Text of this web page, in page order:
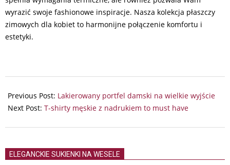
wyrazić swoje fashionowe inspiracje. Nasza kolekcja płaszczy
zimowych dla kobiet to harmonijne połączenie komfortu i
estetyki.
06-
05
Previous Post: Lakierowany portfel damski na wielkie wyjście
Next Post: T-shirty męskie z nadrukiem to must have
ELEGANCKIE SUKIENKI NA WESELE